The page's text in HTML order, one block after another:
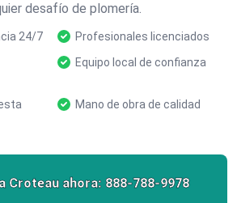
desafío de plomería.
24/7
Profesionales licenciados
Equipo local de confianza
Mano de obra de calidad
Croteau ahora: 888-788-9978